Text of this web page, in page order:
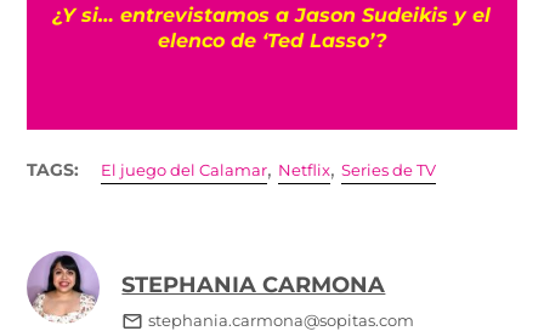
¿Y si… entrevistamos a Jason Sudeikis y el
elenco de ‘Ted Lasso’?
TAGS: El juego del Calamar, Netflix,Series de TV
STEPHANIA CARMONA
stephania.carmona@sopitas.com